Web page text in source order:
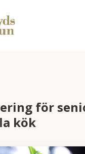
för
kök